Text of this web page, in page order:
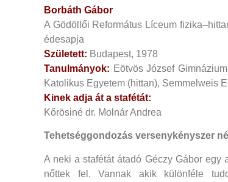
Borbáth Gábor
A Gödöllői Református Líceum
édesapja
Született: Budapest, 1978
Tanulmányok: Eötvös József
Katolikus Egyetem (hittan), Semmelweis
Kinek adja át a stafétát:
Kőrösiné dr. Molnár Andrea
Tehetséggondozás versenykényszer
A neki a stafétát átadó Géczy Gábor
nőttek fel. Vannak akik különféle